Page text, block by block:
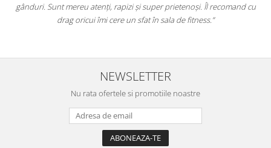
gânduri. Sunt mereu atenți, rapizi și super prietenoși. Îl recomand cu
drag oricui îmi cere un sfat în sala de fitness.”
NEWSLETTER
Nu rata ofertele si promotiile noastre